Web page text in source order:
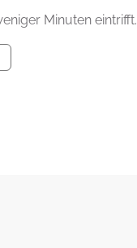
Minuten eintrifft.